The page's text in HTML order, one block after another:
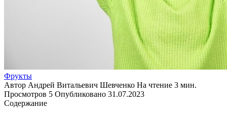
Фрукты
Автор Андрей Витальевич Шевченко На чтение 3 мин.
Просмотров 5 Опубликовано 31.07.2023
Содержание